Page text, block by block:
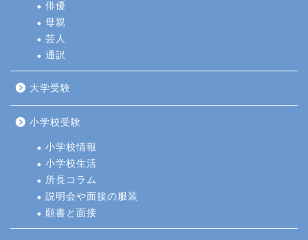
俳優
母親
芸人
通訳
大学受験
小学校受験
小学校情報
小学校生活
所長コラム
説明会や面接の服装
願書と面接